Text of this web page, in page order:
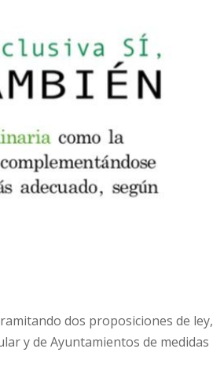
dos proposiciones de ley,
y de Ayuntamientos de medidas